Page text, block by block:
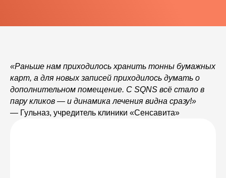
«Раньше нам приходилось хранить тонны бумажных
карт, а для новых записей приходилось думать о
дополнительном помещение. С SQNS всё стало в
пару кликов — и динамика лечения видна сразу!»
— Гульназ, учредитель клиники «Сенсавита»